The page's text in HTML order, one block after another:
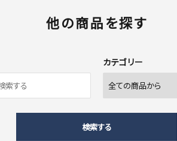
他の商品を探す
カテゴリー
検索する